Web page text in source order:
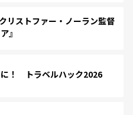
リストファー・ノーラン監督
』
！ トラベルハック2026